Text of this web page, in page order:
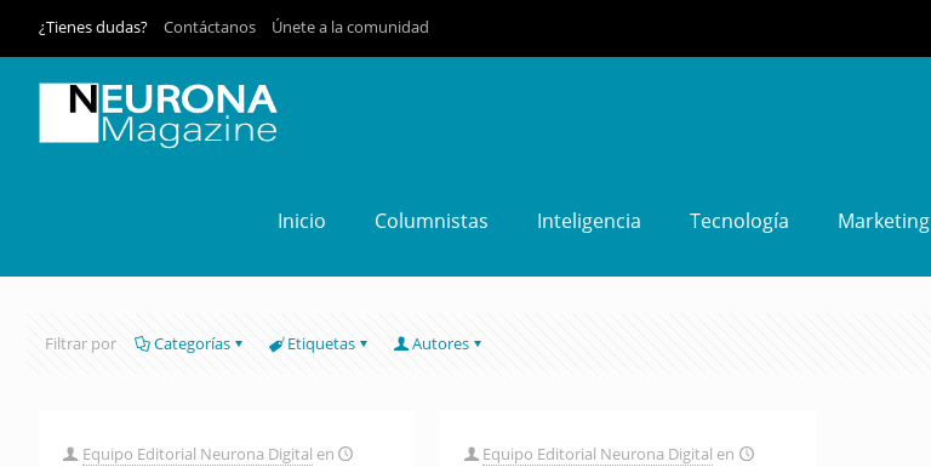
¿Tienes dudas? Contáctanos Únete a la comunidad
Inicio Columnistas Inteligencia Tecnología Marketing
Filtrar por Categorías Etiquetas Autores
Equipo Editorial Neurona Digital en
Equipo Editorial Neurona Digital en